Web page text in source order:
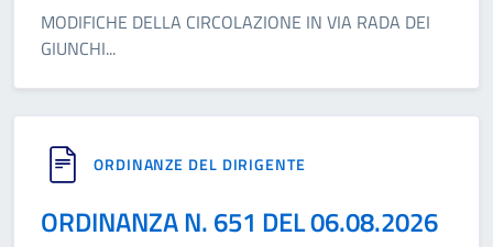
MODIFICHE DELLA CIRCOLAZIONE IN VIA RADA DEI
GIUNCHI...
ORDINANZE DEL DIRIGENTE
ORDINANZA N. 651 DEL 06.08.2026